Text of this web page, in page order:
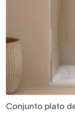
Conjunto plato